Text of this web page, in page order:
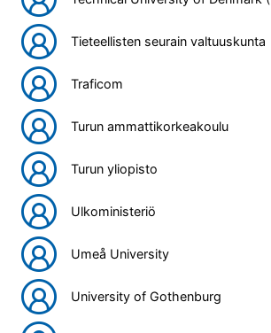
Tieteellisten seurain valtuuskunta
Traficom
Turun ammattikorkeakoulu
Turun yliopisto
Ulkoministeriö
Umeå University
University of Gothenburg